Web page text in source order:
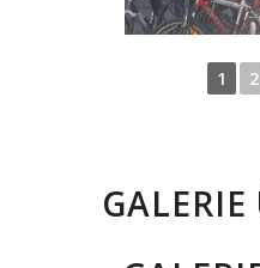
1 2